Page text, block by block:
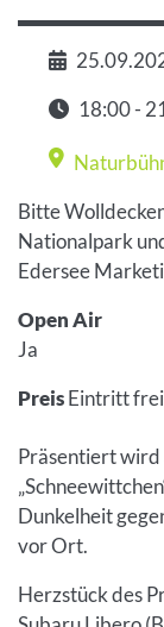
Datum
Zeit
18:00 -
Bitte
Nationalpark
Edersee
Open Air
Ja
PreisEintritt
Präsentiert wird
Dunkelheit
vor Ort.
Herzstück des